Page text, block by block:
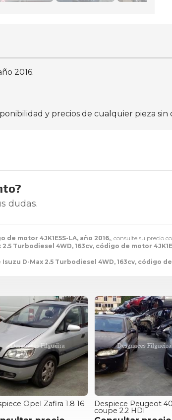
de motor 4JK1E5S-LA, año 2016, , consulte su precio
Turbodiesel 4WD, 163cv, código de motor
D-Max 2.5 Turbodiesel 4WD, 163cv, código de
2016.
y precios de cualquier pieza sin
dudas.
Opel Zafira 1.8 16 Despiece Peugeot
coupe 2.2 HDI